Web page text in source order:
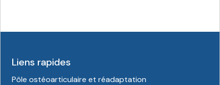
Liens rapides
Pôle ostéoarticulaire et réadaptation